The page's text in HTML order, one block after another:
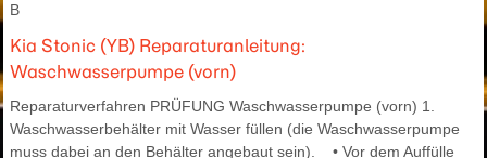
B
Kia Stonic (YB) Reparaturanleitung:
Waschwasserpumpe (vorn)
Reparaturverfahren PRÜFUNG Waschwasserpumpe (vorn) 1.
Waschwasserbehälter mit Wasser füllen (die Waschwasserpumpe
muss dabei an den Behälter angebaut sein). • Vor dem Auffülle